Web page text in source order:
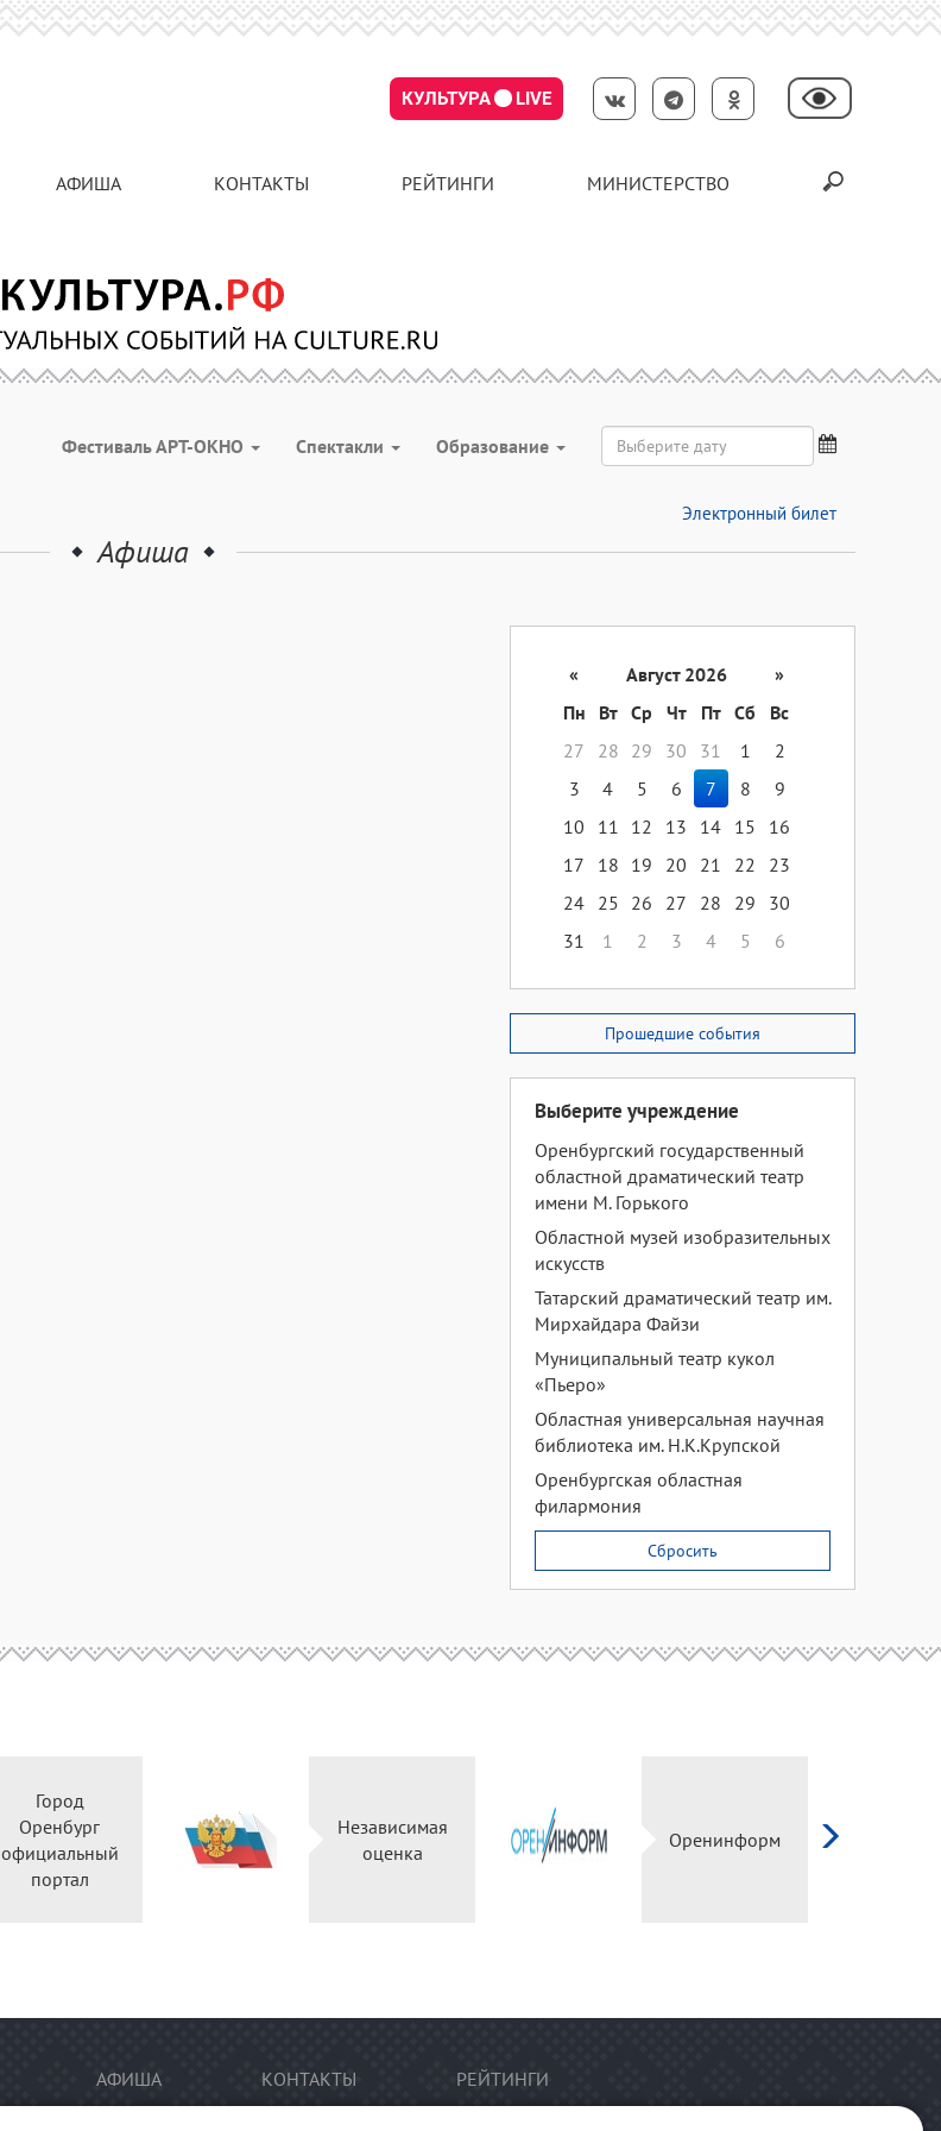
КУЛЬТУРА LIVE
АФИША КОНТАКТЫ РЕЙТИНГИ МИНИСТЕРСТВО
Фестиваль АРТ-ОКНО Спектакли Образование
Электронный билет
Афиша
« Август 2026
»
Пн
Вт Ср Чт Пт Сб
Вс
27
28 29 30 31 1
2
3
4 5 6 7 8
9
10
11 12 13 14 15
16
17
18 19 20 21 22
23
24 25 26 27 28 29
30
31
1 2 3 4 5 6
Прошедшие события
Выберите учреждение
Оренбургский государственный
областной драматический театр
имени М. Горького
Областной музей изобразительных
искусств
Татарский драматический театр им.
Мирхайдара Файзи
Муниципальный театр кукол
«Пьеро»
Областная универсальная научная
библиотека им. Н.К.Крупской
Оренбургская областная
филармония
Сбросить
Город
Оренбург
официальный
портал
Независимая
оценка
Оренинформ
АФИША КОНТАКТЫ РЕЙТИНГИ